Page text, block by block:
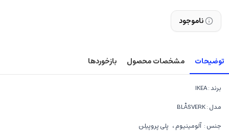
ناموجود
توضیحات مشخصات محصول بازخوردها
برند : IKEA
مدل : BLÅSVERK
جنس : آلومینیوم ، پلی پروپیلن